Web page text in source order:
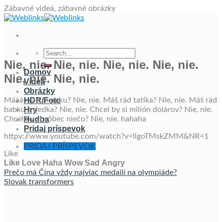
Zábavné videá, zábavné obrázkySkip
Domov
Videá
Obrázky
HDR/Foto
Hry
Hudba
Pridaj príspevok
PRIDAJ PRÍSPEVOK
Nie, nie. Nie, nie. Nie, nie. Nie, nie.
Nie, nie. Nie, nie.
Máááš rád mamku? Nie, nie. Máš rád tatíka? Nie, nie. Máš rád
babku a dedka? Nie, nie. Chcel by si milión dolárov? Nie, nie.
Chcel by si vôbec niečo? Nie, nie. hahaha
httpv://www.youtube.com/watch?v=llgoTMskZMM&NR=1
Like
Like Love Haha Wow Sad Angry
Prečo má Čína vždy najviac medailí na olympiáde?
Slovak transformers